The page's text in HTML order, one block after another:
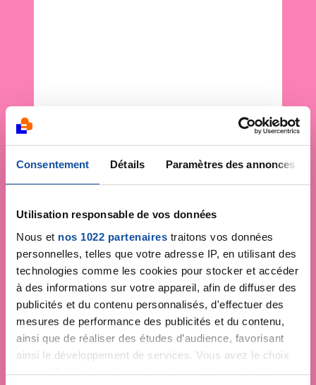
Consentement Détails Paramètres des annonces
Utilisation responsable de vos données
Nous et nos 1022 partenaires traitons vos données
personnelles, telles que votre adresse IP, en utilisant des
technologies comme les cookies pour stocker et accéder
à des informations sur votre appareil, afin de diffuser des
publicités et du contenu personnalisés, d'effectuer des
mesures de performance des publicités et du contenu,
ainsi que de réaliser des études d’audience, favorisant
ainsi le développement de services. Vous avez le choix
quant à l'utilisation de vos données et à leurs finalités.